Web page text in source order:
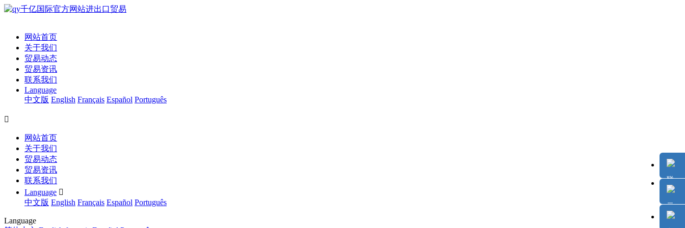
网站首页
关于我们
贸易动态
贸易资讯
联系我们
Language
中文版 English Français Español Português

网站首页
关于我们
贸易动态
贸易资讯
联系我们
Language 
中文版 English Français Español Português
Language